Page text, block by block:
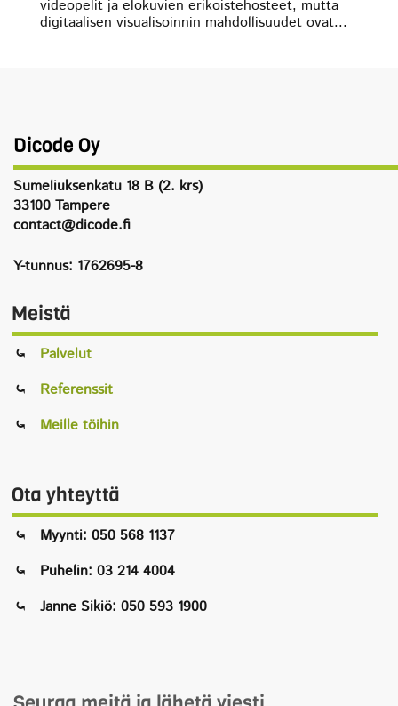
videopelit ja elokuvien erikoistehosteet, mutta
digitaalisen visualisoinnin mahdollisuudet ovat...
Dicode Oy
Sumeliuksenkatu 18 B (2. krs)
33100 Tampere
contact@dicode.fi
Y-tunnus: 1762695-8
Meistä
Palvelut
Referenssit
Meille töihin
Ota yhteyttä
Myynti: 050 568 1137
Puhelin: 03 214 4004
Janne Sikiö: 050 593 1900